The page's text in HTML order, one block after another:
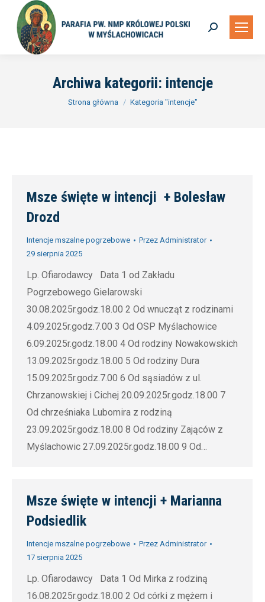
Szukaj:
Archiwa kategorii: intencje
Jesteś tutaj:
Strona główna Kategoria "intencje"
Msze święte w intencji + Bolesław
Drozd
Intencje mszalne pogrzebowe Przez Administrator
29 sierpnia 2025
Lp. Ofiarodawcy Data 1 od Zakładu
Pogrzebowego Gielarowski
30.08.2025r.godz.18.00 2 Od wnucząt z rodzinami
4.09.2025r.godz.7.00 3 Od OSP Myślachowice
6.09.2025r.godz.18.00 4 Od rodziny Nowakowskich
13.09.2025r.godz.18.00 5 Od rodziny Dura
15.09.2025r.godz.7.00 6 Od sąsiadów z ul.
Chrzanowskiej i Cichej 20.09.2025r.godz.18.00 7
Od chrześniaka Lubomira z rodziną
23.09.2025r.godz.18.00 8 Od rodziny Zająców z
Myślachowic 27.09.2025r.godz.18.00 9 Od…
Msze święte w intencji + Marianna
Podsiedlik
Intencje mszalne pogrzebowe Przez Administrator
17 sierpnia 2025
Lp. Ofiarodawcy Data 1 Od Mirka z rodziną
16.08.2025r.godz.18.00 2 Od córki z mężem i